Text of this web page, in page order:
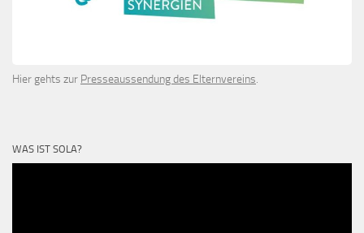
Hier gehts zur Presseaussendung des Elternvereins.
WAS IST SOLA?